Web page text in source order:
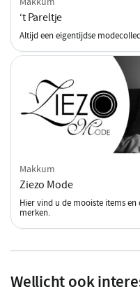
‘t Pareltje
Altijd een eigentijdse
Makkum
Ziezo Mode
Hier vind u de mooiste items
merken.
Wellicht ook